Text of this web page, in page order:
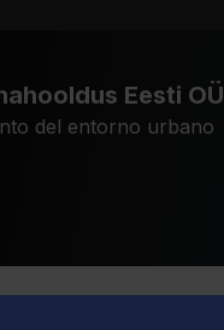
Eesti OÜ
del entorno urbano